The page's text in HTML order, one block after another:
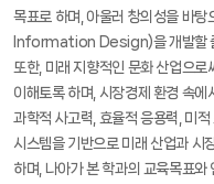
목표로 하며, 아울러 창의성을 바
Information Design)을 개발할 줄
또한, 미래 지향적인 문화 산업으
이해토록 하며, 시장경제 환경 속
과학적 사고력, 효율적 응용력, 미
시스템을 기반으로 미래 산업과 시
하며, 나아가 본 학과의 교육목표